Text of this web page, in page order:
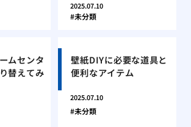
2025.07.10
未分類
ムセンタ
替えてみ
壁紙DIYに必要な道具と
便利なアイテム
2025.07.10
未分類